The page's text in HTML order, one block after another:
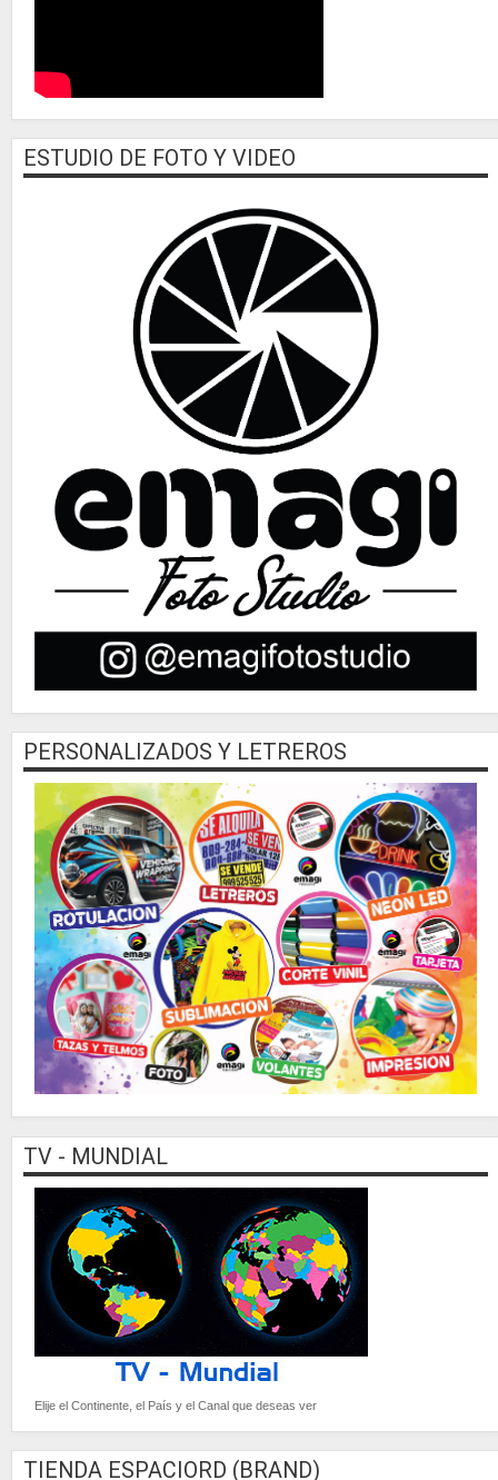
ESTUDIO DE FOTO Y VIDEO
PERSONALIZADOS Y LETREROS
TV - MUNDIAL
Elije el Continente, el País y el Canal que deseas ver
TIENDA ESPACIORD (BRAND)